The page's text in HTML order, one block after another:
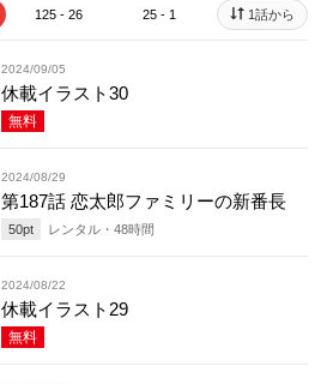
125 - 26 25 - 1 1話から
2024/09/05
休載イラスト30
無料
2024/08/29
第187話 恋太郎ファミリーの新番長
50pt レンタル・ 48時間
2024/08/22
休載イラスト29
無料